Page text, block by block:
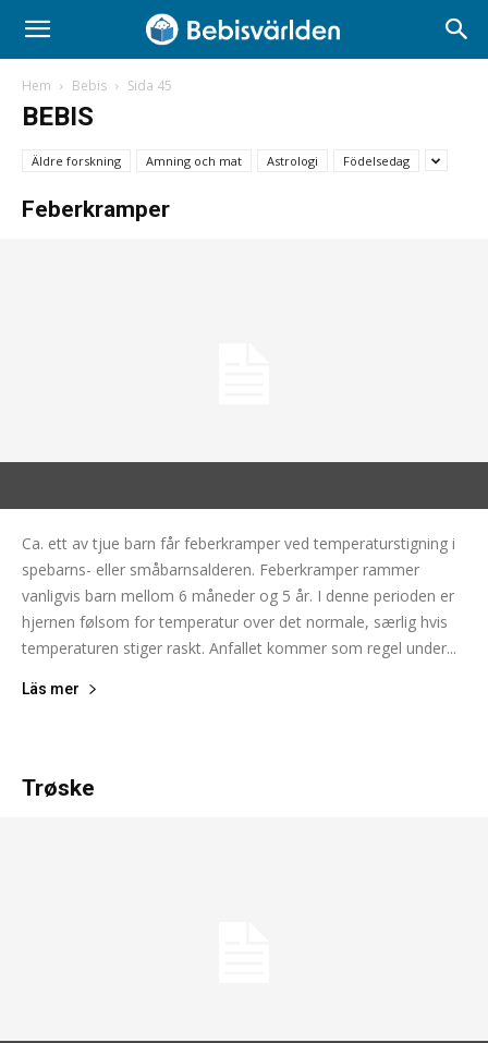
Hem Bebis Sida 45
BEBIS
Äldre forskning Amning och mat Astrologi Födelsedag
Feberkramper
Ca. ett av tjue barn får feberkramper ved temperaturstigning i
spebarns- eller småbarnsalderen. Feberkramper rammer
vanligvis barn mellom 6 måneder og 5 år. I denne perioden er
hjernen følsom for temperatur over det normale, særlig hvis
temperaturen stiger raskt. Anfallet kommer som regel under...
Läs mer
Trøske